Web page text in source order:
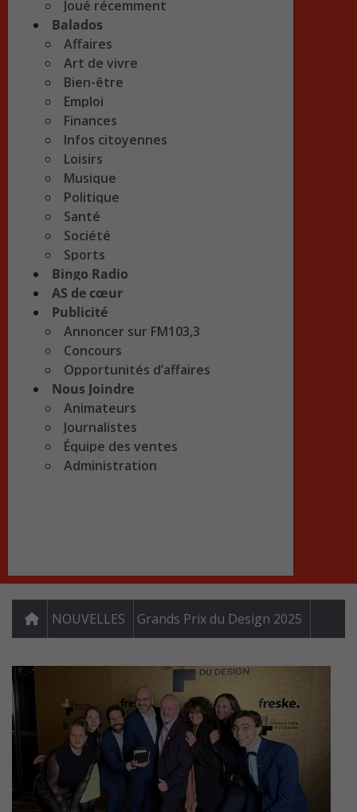
Joué récemment
Balados
Affaires
Art de vivre
Bien-être
Emploi
Finances
Infos citoyennes
Loisirs
Musique
Politique
Santé
Société
Sports
Bingo Radio
AS de cœur
Publicité
Annoncer sur FM103,3
Concours
Opportunités d’affaires
Nous Joindre
Animateurs
Journalistes
Équipe des ventes
Administration
NOUVELLES Grands Prix du Design 2025